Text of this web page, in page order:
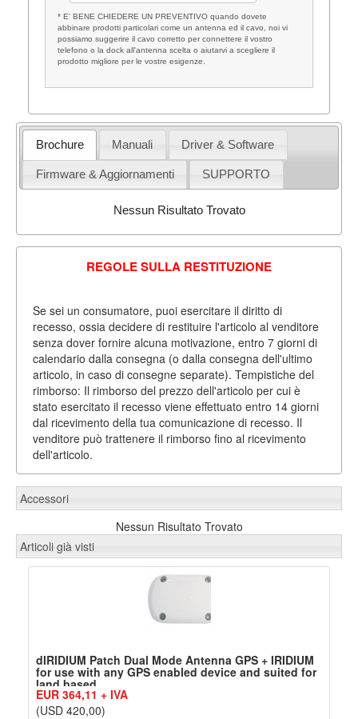
* E' BENE CHIEDERE UN PREVENTIVO quando dovete
abbinare prodotti particolari come un antenna ed il cavo, noi vi
possiamo suggerire il cavo corretto per connettere il vostro
telefono o la dock all'antenna scelta o aiutarvi a scegliere il
prodotto migliore per le vostre esigenze.
Brochure Manuali Driver & Software
Firmware & Aggiornamenti SUPPORTO
Nessun Risultato Trovato
REGOLE SULLA RESTITUZIONE
Se sei un consumatore, puoi esercitare il diritto di
recesso, ossia decidere di restituire l'articolo al venditore
senza dover fornire alcuna motivazione, entro 7 giorni di
calendario dalla consegna (o dalla consegna dell'ultimo
articolo, in caso di consegne separate). Tempistiche del
rimborso: Il rimborso del prezzo dell'articolo per cui è
stato esercitato il recesso viene effettuato entro 14 giorni
dal ricevimento della tua comunicazione di recesso. Il
venditore può trattenere il rimborso fino al ricevimento
dell'articolo.
Accessori
Nessun Risultato Trovato
Articoli già visti
dIRIDIUM Patch Dual Mode Antenna GPS + IRIDIUM
for use with any GPS enabled device and suited for
land based
EUR 364,11 + IVA
(USD 420,00)